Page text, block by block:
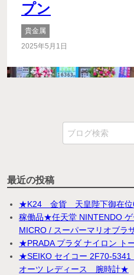
プン
貴金属
2025年5月1日
最近の投稿
★K24 金貨 天皇陛下御在位
稼働品★任天堂 NINTENDO
MICRO / スーパーマリオブ
★PRADA プラダ ナイロン ト
★SEIKO セイコー 2F70-5341
オーツ レディース 腕時計★